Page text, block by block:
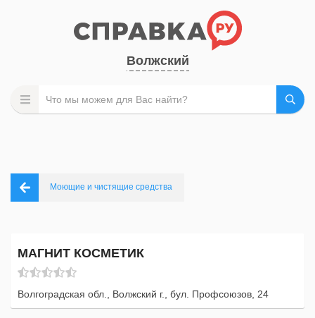
Волжский
Моющие и чистящие средства
МАГНИТ КОСМЕТИК
Волгоградская обл., Волжский г., бул. Профсоюзов, 24